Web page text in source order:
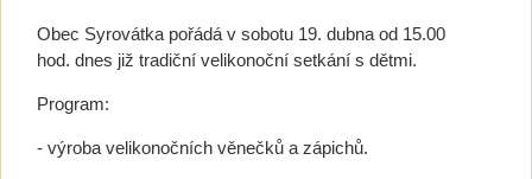
Obec Syrovátka pořádá v sobotu 19. dubna od 15.00
hod. dnes již tradiční velikonoční setkání s dětmi.
Program:
- výroba velikonočních věnečků a zápichů.